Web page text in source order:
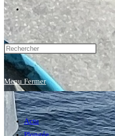
Toggle
website
search
Menu Fermer
Actu